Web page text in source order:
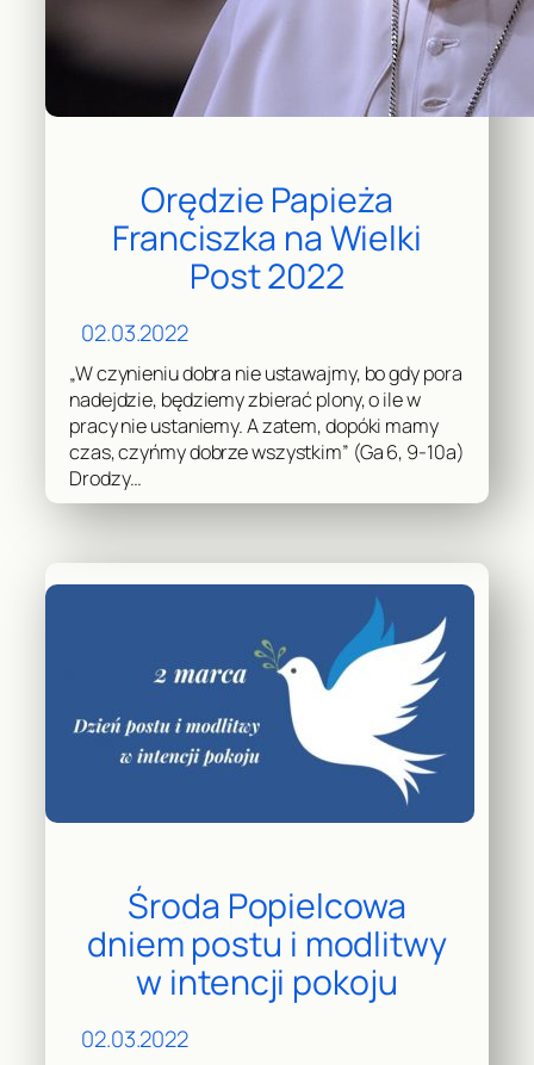
Orędzie Papieża
Franciszka na Wielki
Post 2022
02.03.2022
„W czynieniu dobra nie ustawajmy, bo gdy pora
nadejdzie, będziemy zbierać plony, o ile w
pracy nie ustaniemy. A zatem, dopóki mamy
czas, czyńmy dobrze wszystkim” (Ga 6, 9-10a)
Drodzy…
Środa Popielcowa
dniem postu i modlitwy
w intencji pokoju
02.03.2022